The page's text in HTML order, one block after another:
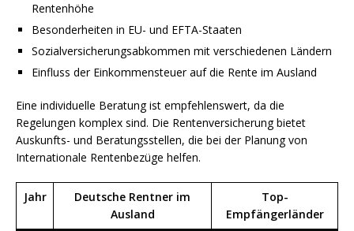
Rentenhöhe
Besonderheiten in EU- und EFTA-Staaten
Sozialversicherungsabkommen mit verschiedenen Ländern
Einfluss der Einkommensteuer auf die Rente im Ausland
Eine individuelle Beratung ist empfehlenswert, da die
Regelungen komplex sind. Die Rentenversicherung bietet
Auskunfts- und Beratungsstellen, die bei der Planung von
Internationale Rentenbezüge helfen.
Jahr
Deutsche Rentner im
Ausland
Top-
Empfängerländer